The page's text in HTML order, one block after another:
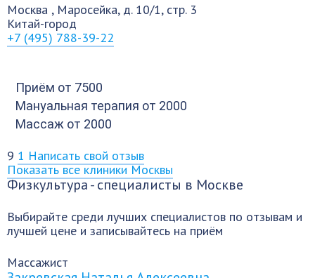
Москва , Маросейка, д. 10/1, стр. 3
Китай-город
+7 (495) 788-39-22
Приём от 7500
Мануальная терапия от 2000
Массаж от 2000
9 1 Написать свой отзыв
Показать все клиники Москвы
Физкультура - специалисты в Москве
Выбирайте среди лучших специалистов по отзывам и
лучшей цене и записывайтесь на приём
Массажист